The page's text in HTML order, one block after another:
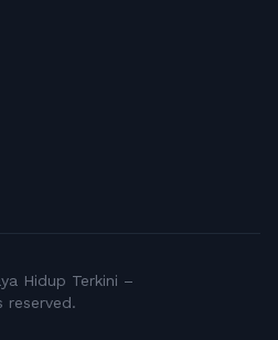
Hidup Terkini –
reserved.